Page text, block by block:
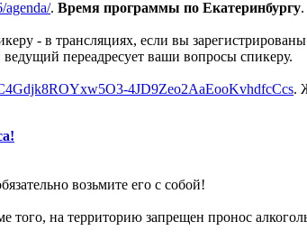
agenda/. Время программы по Екатеринбургу.
- в трансляциях, если вы
переадресует ваши вопросы спикеру.
4JD9Zeo2AaEooKvhdfcCcs.
возьмите его с собой!
того, на территорию запрещен пронос